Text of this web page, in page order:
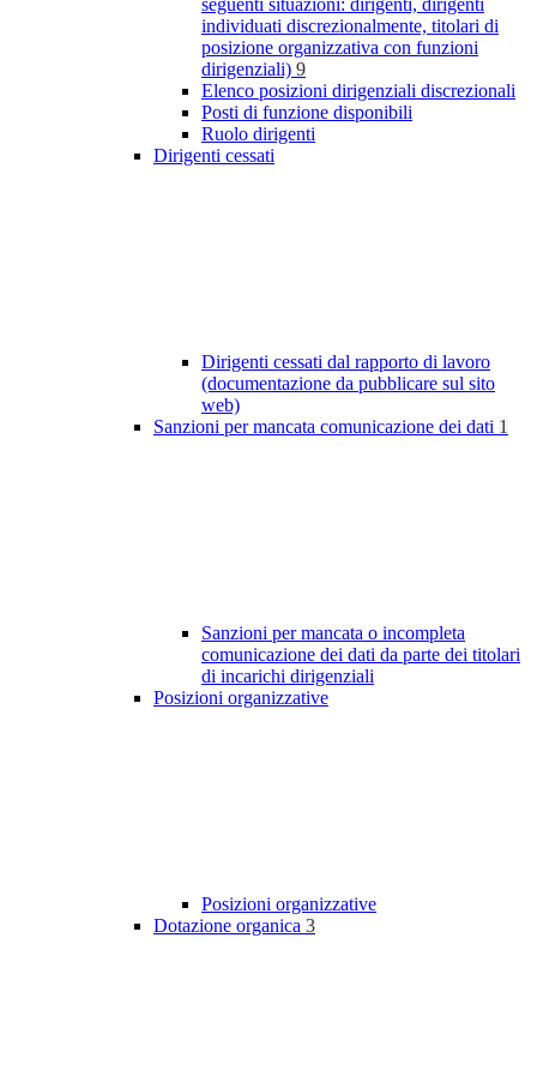
seguenti situazioni: dirigenti, dirigenti
individuati discrezionalmente, titolari di
posizione organizzativa con funzioni
dirigenziali) 9
Elenco posizioni dirigenziali discrezionali
Posti di funzione disponibili
Ruolo dirigenti
Dirigenti cessati
Dirigenti cessati dal rapporto di lavoro
(documentazione da pubblicare sul sito
web)
Sanzioni per mancata comunicazione dei dati 1
Sanzioni per mancata o incompleta
comunicazione dei dati da parte dei titolari
di incarichi dirigenziali
Posizioni organizzative
Posizioni organizzative
Dotazione organica 3